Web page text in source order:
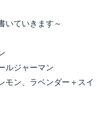
いていきます～
ルジャーマン
モン、ラベンダー＋スイ